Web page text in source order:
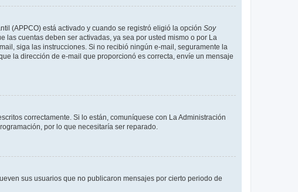
(APPCO) está activado y cuando se registró eligió la opción Soy
cuentas deben ser activadas, ya sea por usted mismo o por La
siga las instrucciones. Si no recibió ningún e-mail, seguramente la
la dirección de e-mail que proporcionó es correcta, envíe un mensaje
correctamente. Si lo están, comuníquese con La Administración
por lo que necesitaría ser reparado.
sus usuarios que no publicaron mensajes por cierto periodo de